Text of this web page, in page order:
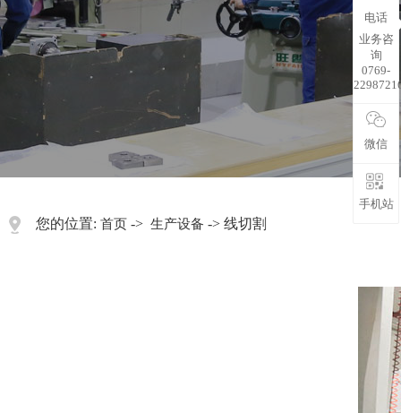
您的位置: 首页 -> 生产设备 -> 线切割
电话
业务咨
询
0769-
微信
手机站